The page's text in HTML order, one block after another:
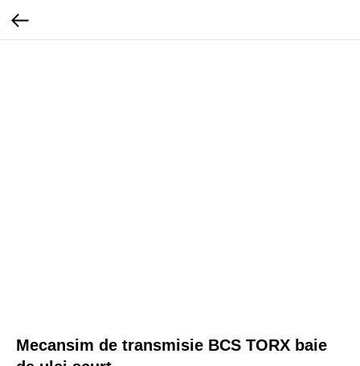
Mecansim de transmisie BCS TORX baie